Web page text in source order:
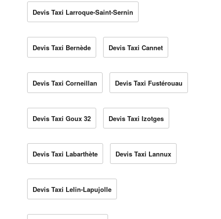
Devis Taxi Larroque-Saint-Sernin
Devis Taxi Bernède Devis Taxi Cannet
Devis Taxi Corneillan Devis Taxi Fustérouau
Devis Taxi Goux 32 Devis Taxi Izotges
Devis Taxi Labarthète Devis Taxi Lannux
Devis Taxi Lelin-Lapujolle